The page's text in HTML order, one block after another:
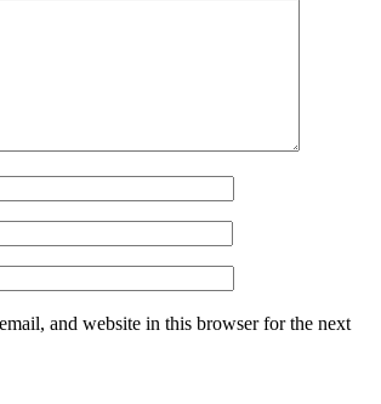
and website in this browser for the next